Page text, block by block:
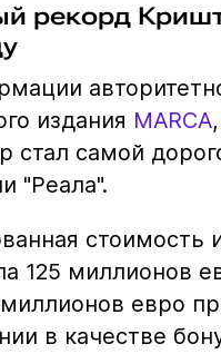
рекорд
издания MARCA
стал самой
"Реала".
стоимость
125 миллионов
миллионов евро
в качестве